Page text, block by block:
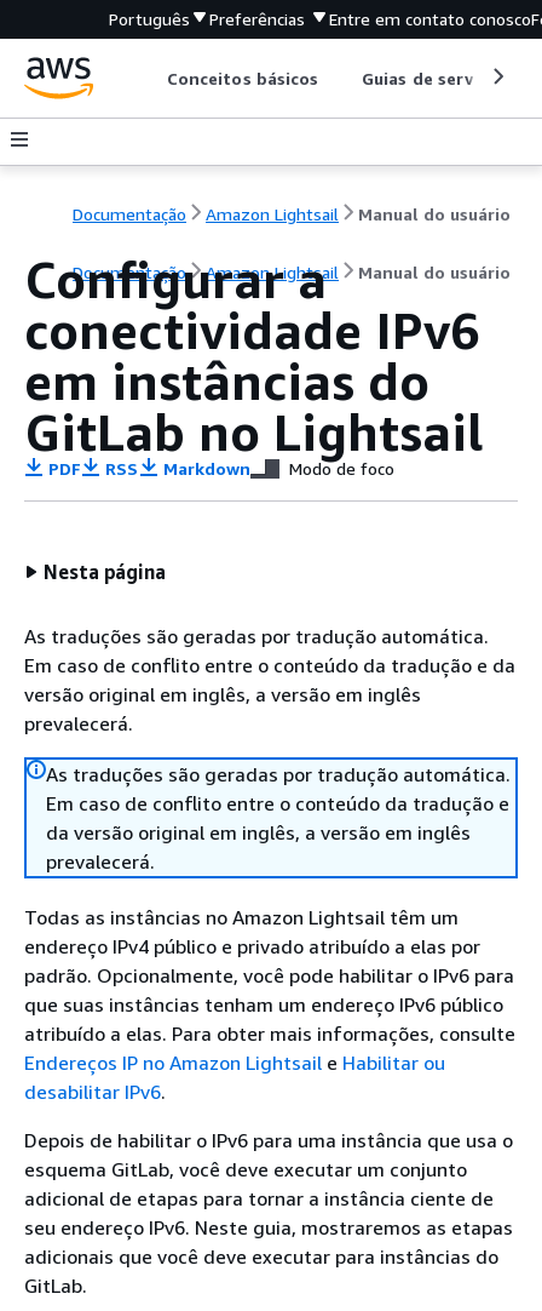
Português Preferências Entre em contato conosco
Conceitos básicos Guias de serviço
Documentação Amazon Lightsail Manual do usuário
Documentação Amazon Lightsail Manual do usuário
Configurar a
conectividade IPv6
em instâncias do
GitLab no Lightsail
PDF RSS Markdown Modo de foco
Nesta página
As traduções são geradas por tradução automática.
Em caso de conflito entre o conteúdo da tradução e da
versão original em inglês, a versão em inglês
prevalecerá.
As traduções são geradas por tradução automática.
Em caso de conflito entre o conteúdo da tradução e
da versão original em inglês, a versão em inglês
prevalecerá.
Todas as instâncias no Amazon Lightsail têm um
endereço IPv4 público e privado atribuído a elas por
padrão. Opcionalmente, você pode habilitar o IPv6 para
que suas instâncias tenham um endereço IPv6 público
atribuído a elas. Para obter mais informações, consulte
Endereços IP no Amazon Lightsail e Habilitar ou
desabilitar IPv6.
Depois de habilitar o IPv6 para uma instância que usa o
esquema GitLab, você deve executar um conjunto
adicional de etapas para tornar a instância ciente de
seu endereço IPv6. Neste guia, mostraremos as etapas
adicionais que você deve executar para instâncias do
GitLab.